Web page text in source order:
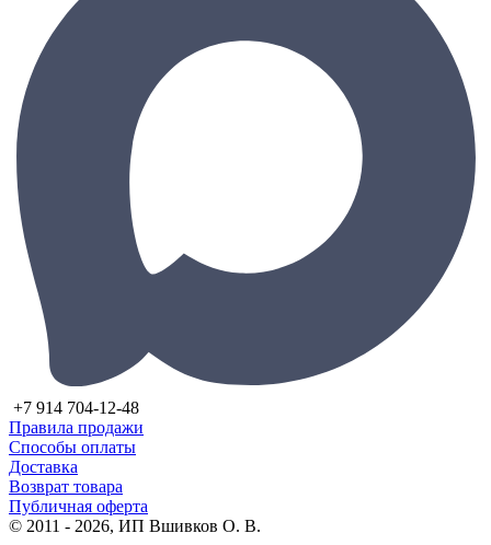
+7 914 704-12-48
Правила продажи
Способы оплаты
Доставка
Возврат товара
Публичная оферта
© 2011 - 2026, ИП Вшивков О. В.